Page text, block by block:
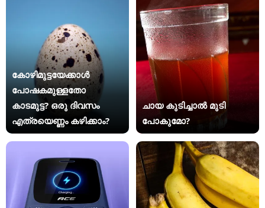
കോഴിമുട്ടയേക്കാൾ
പോഷകമുള്ളതോ
കാടമുട്ട? ഒരു ദിവസം
എത്രയെണ്ണം കഴിക്കാം?
ചായ കുടിച്ചാൽ മുടി
പോകുമോ?